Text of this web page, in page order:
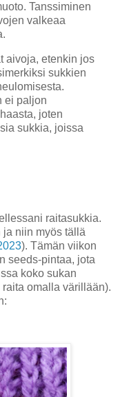
Tanssiminen
valkeaa
aivoja, etenkin jos
sukkien
ei paljon
joten
sukkia, joissa
raitasukkia.
ja niin myös tällä
). Tämän viikon
seeds-pintaa, jota
koko sukan
omalla värillään).